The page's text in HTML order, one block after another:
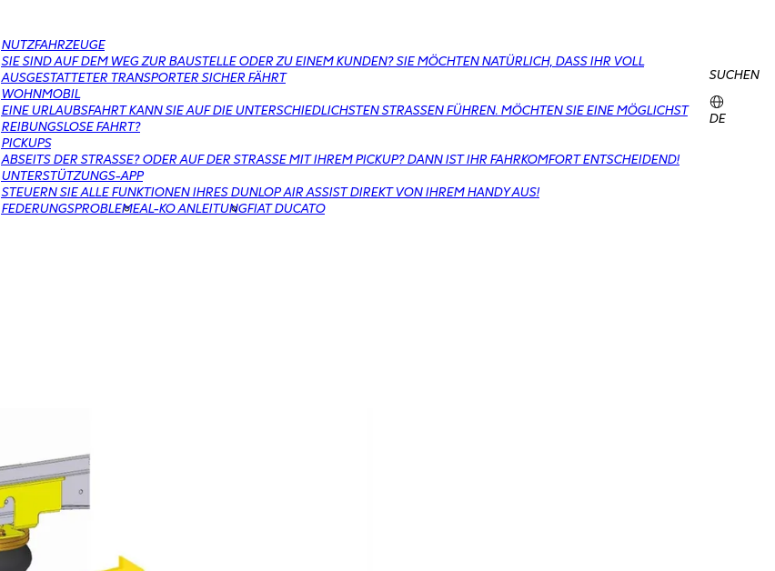
NUTZFAHRZEUGE
SIE SIND AUF DEM WEG ZUR BAUSTELLE ODER ZU EINEM KUNDEN? SIE MÖCHTEN NATÜRLICH, DASS IHR VOLL
AUSGESTATTETER TRANSPORTER SICHER FÄHRT
WOHNMOBIL
EINE URLAUBSFAHRT KANN SIE AUF DIE UNTERSCHIEDLICHSTEN STRASSEN FÜHREN. MÖCHTEN SIE EINE MÖGLICHST R
EIBUNGSLOSE FAHRT?
PICKUPS
ABSEITS DER STRASSE? ODER AUF DER STRASSE MIT IHREM PICKUP? DANN IST IHR FAHRKOMFORT ENTSCHEIDEND!
UNTERSTÜTZUNGS-APP
STEUERN SIE ALLE FUNKTIONEN IHRES DUNLOP AIR ASSIST DIREKT VON IHREM HANDY AUS!
FEDERUNGSPROBLEMEAL-KO ANLEITUNGFIAT DUCATO
SUCHEN
DE